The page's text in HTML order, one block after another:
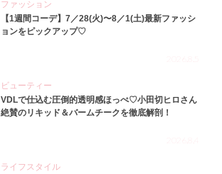
ファッション
【1週間コーデ】7／28(火)〜8／1(土)最新ファッシ
ョンをピックアップ♡
ビューティー
VDLで仕込む圧倒的透明感ほっぺ♡小田切ヒロさん
絶賛のリキッド＆バームチークを徹底解剖！
ライフスタイル